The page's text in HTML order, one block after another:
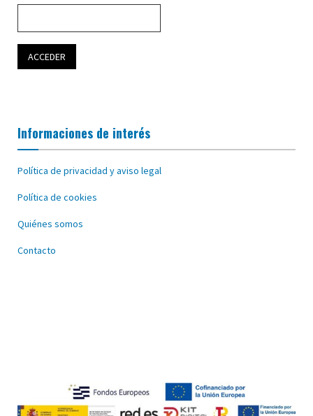
Informaciones de interés
Política de privacidad y aviso legal
Política de cookies
Quiénes somos
Contacto